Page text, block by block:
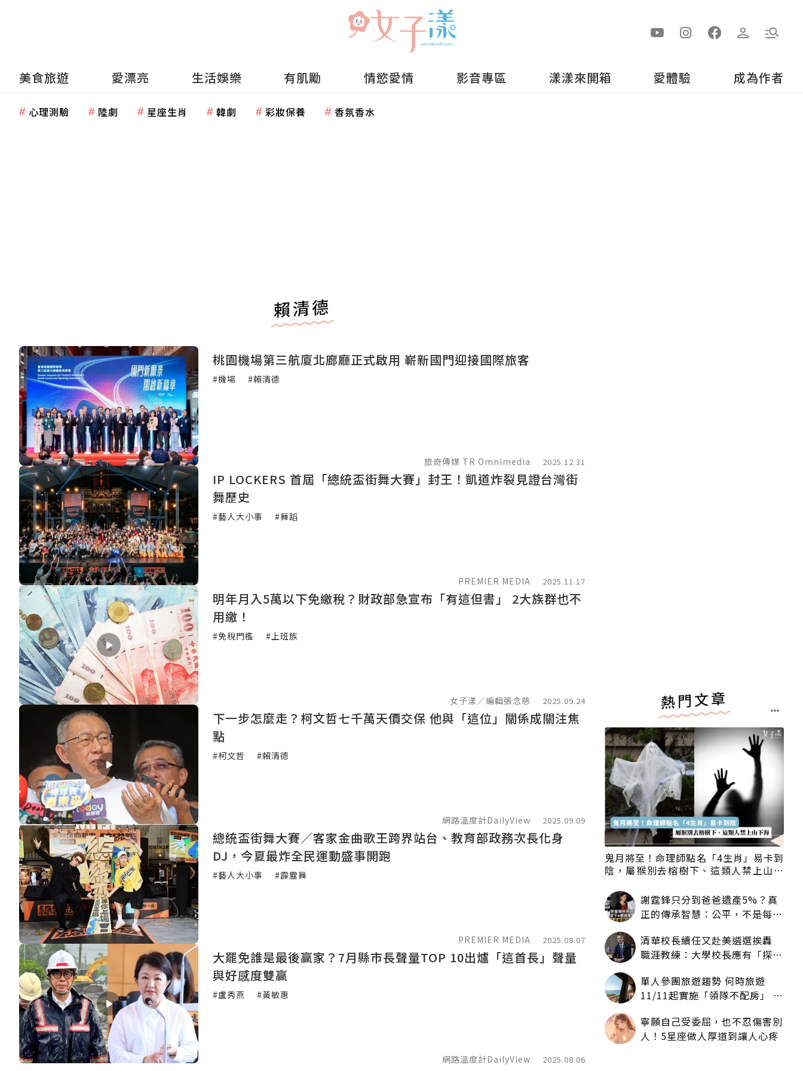
美食旅遊 愛漂亮 生活娛樂 有肌勵 情慾愛情 影音專區 漾漾來開箱 愛體驗 成為作者
心理測驗 陸劇 星座生肖 韓劇 彩妝保養 香氛香水
賴清德
桃園機場第三航廈北廊廳正式啟用 嶄新國門迎接國際旅客
#機場 #賴清德
旅奇傳媒 TR Omnimedia 2025.12.31
IP LOCKERS 首屆「總統盃街舞大賽」封王！凱道炸裂見證台灣街
舞歷史
#藝人大小事 #舞蹈
PREMIER MEDIA 2025.11.17
明年月入5萬以下免繳稅？財政部急宣布「有這但書」 2大族群也不
用繳！
#免稅門檻 #上班族
女子漾／編輯張念慈 2025.09.24
下一步怎麼走？柯文哲七千萬天價交保 他與「這位」關係成關注焦
點
#柯文哲 #賴清德
網路溫度計DailyView 2025.09.09
總統盃街舞大賽／客家金曲歌王跨界站台、教育部政務次長化身
DJ，今夏最炸全民運動盛事開跑
#藝人大小事 #霹靂舞
PREMIER MEDIA 2025.08.07
大罷免誰是最後贏家？7月縣市長聲量TOP 10出爐「這首長」聲量
與好感度雙贏
#盧秀燕 #黃敏惠
網路溫度計DailyView 2025.08.06
熱門文章
鬼月將至！命理師點名「4生肖」易卡到
陰，屬猴別去榕樹下、這類人禁上山下
謝霆鋒只分到爸爸遺產5%？真
正的傳承智慧：公平，不是每個
清華校長續任又赴美遴選挨轟
職涯教練：大學校長應有「探
單人參團旅遊趨勢 何時旅遊
11/11起實施「領隊不配房」 落
寧願自己受委屈，也不忍傷害別
人！5星座做人厚道到讓人心疼